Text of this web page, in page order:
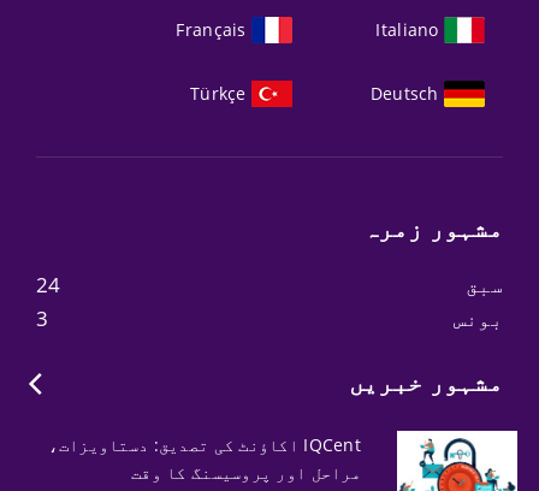
Italiano
Français
Deutsch
Türkçe
مشہور زمرہ
24
سبق
3
بونس
مشہور خبریں
IQCent اکاؤنٹ کی تصدیق: دستاویزات،
مراحل اور پروسیسنگ کا وقت